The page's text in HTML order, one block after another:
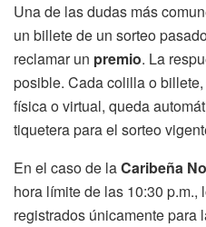
Una de las dudas más
un billete de un sorteo
reclamar un premio. La
posible. Cada colilla o
física o virtual, queda
tiquetera para el sorteo
En el caso de laCaribeña
hora límite de las 10:30 p.m.,
registrados únicamente para